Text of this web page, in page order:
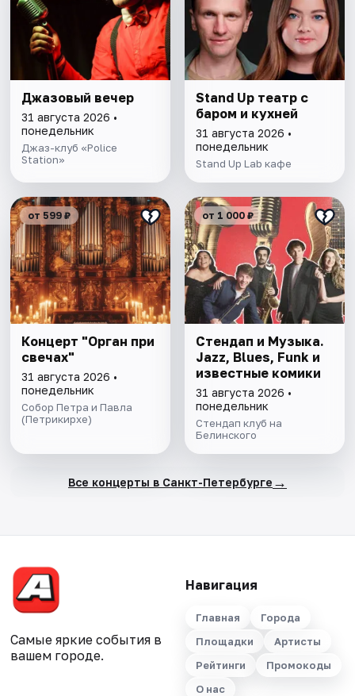
Джазовый вечер
31 августа 2026 •
понедельник
Джаз-клуб «Police
Station»
Stand Up театр с
баром и кухней
31 августа 2026 •
понедельник
Stand Up Lab кафе
от 599 ₽
Концерт "Орган при
свечах"
31 августа 2026 •
понедельник
Собор Петра и Павла
(Петрикирхе)
от 1 000 ₽
Стендап и Музыка.
Jazz, Blues, Funk и
известные комики
31 августа 2026 •
понедельник
Стендап клуб на
Белинского
Все концерты в Санкт-Петербурге →
Самые яркие события в
вашем городе.
Навигация
Главная
Города
Площадки
Артисты
Рейтинги
Промокоды
О нас